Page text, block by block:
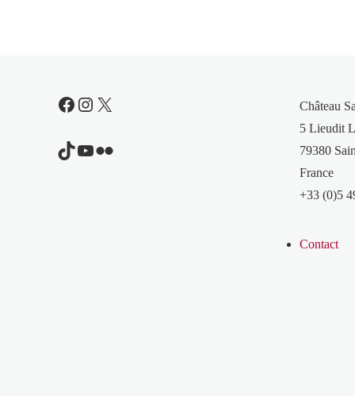
Facebook
Instagram
X
TikTok
YouTube
Flickr
Château
5 Lieudit
79380
France
+33 (0)5
Contact